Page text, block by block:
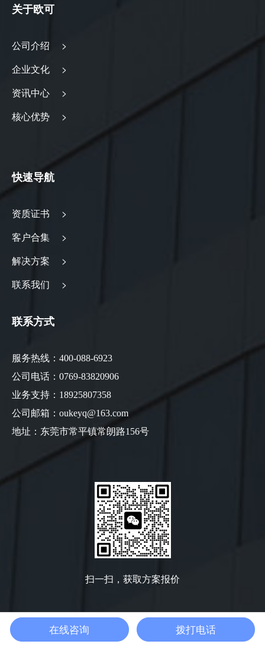
关于欧可
公司介绍 >
企业文化 >
资讯中心 >
核心优势 >
快速导航
资质证书 >
客户合集 >
解决方案 >
联系我们 >
联系方式
服务热线：400-088-6923
公司电话：0769-83820906
业务支持：18925807358
公司邮箱：oukeyq@163.com
地址：东莞市常平镇常朗路156号
扫一扫，获取方案报价
Copyright @ 2022 版权所有: 广东欧可检测仪器有限公司
粤
在线咨询 拨打电话